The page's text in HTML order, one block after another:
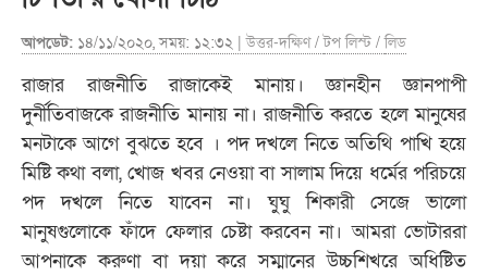
আপডেট: ১৪/১১/২০২০, সময়: ১২:৩২ |উত্তর-দক্ষিণ/টপ লিস্ট /লিড
রাজার রাজনীতি রাজাকেই মানায়। জ্ঞানহীন জ্ঞানপাপী
দুর্নীতিবাজকে রাজনীতি মানায় না। রাজনীতি করতে হলে মানুষের
মনটাকে আগে বুঝতে হবে । পদ দখলে নিতে অতিথি পাখি হয়ে
মিষ্টি কথা বলা, খোজ খবর নেওয়া বা সালাম দিয়ে ধর্মের পরিচয়ে
পদ দখলে নিতে যাবেন না। ঘুঘু শিকারী সেজে ভালো
মানুষগুলোকে ফাঁদে ফেলার চেষ্টা করবেন না। আমরা ভোটাররা
আপনাকে করুণা বা দয়া করে সম্মানের উচ্চশিখরে অধিষ্টিত